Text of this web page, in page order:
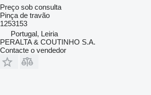
Preço sob consulta
Pinça de travão
1253153
Portugal, Leiria
PERALTA & COUTINHO S.A.
Contacte o vendedor